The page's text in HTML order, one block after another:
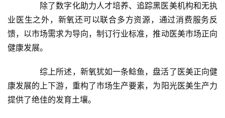
除了数字化助力人才培养、追踪黑医美机构和无执
业医生之外，新氧还可以联合多方资源，通过消费服务反
馈，以市场需求为导向，制订行业标准，推动医美市场正向
健康发展。
综上所述，新氧犹如一条鲶鱼，盘活了医美正向健
康发展的上下游，重构了市场生产要素，为阳光医美生产力
提供了绝佳的发育土壤。